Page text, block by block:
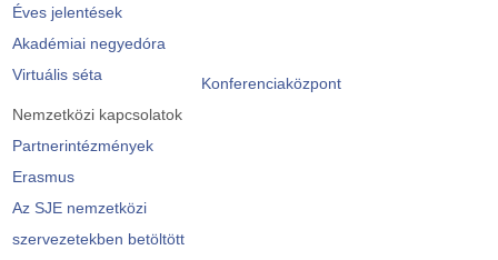
Éves jelentések
Akadémiai negyedóra
Virtuális séta
Konferenciaközpont
Nemzetközi kapcsolatok
Partnerintézmények
Erasmus
Az SJE nemzetközi
szervezetekben betöltött